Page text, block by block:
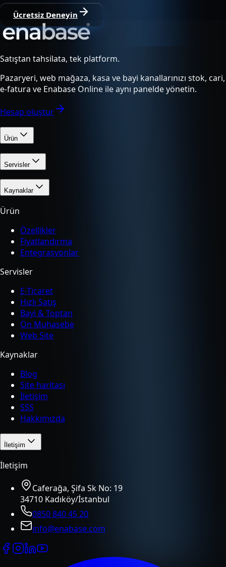
Ücretsiz Deneyin
Satıştan tahsilata, tek platform.
Pazaryeri, web mağaza, kasa ve bayi kanallarınızı stok, cari,
e-fatura ve Enabase Online ile aynı panelde yönetin.
Hesap oluştur
Ürün
Servisler
Kaynaklar
Ürün
Özellikler
Fiyatlandırma
Entegrasyonlar
Servisler
E-Ticaret
Hızlı Satış
Bayi & Toptan
Ön Muhasebe
Web Site
Kaynaklar
Blog
Site haritası
İletişim
SSS
Hakkımızda
İletişim
İletişim
Caferağa, Şifa Sk No: 19
34710 Kadıköy/İstanbul
0850 840 45 20
info@enabase.com